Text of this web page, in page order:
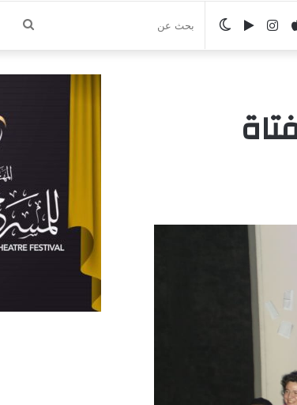
بحث
عن
الوضع‏Google
انستقرام